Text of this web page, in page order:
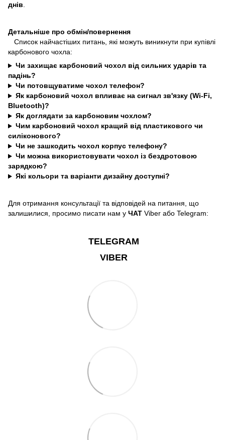
днів.
Детальніше про обмін/повернення
Список найчастіших питань, які можуть виникнути при купівлі
карбонового чохла:
Чи захищає карбоновий чохол від сильних ударів та
падінь?
Чи потовщуватиме чохол телефон?
Як карбоновий чохол впливає на сигнал зв'язку (Wi-Fi,
Bluetooth)?
Як доглядати за карбоновим чохлом?
Чим карбоновий чохол кращий від пластикового чи
силіконового?
Чи не зашкодить чохол корпус телефону?
Чи можна використовувати чохол із бездротовою
зарядкою?
Які кольори та варіанти дизайну доступні?
Для отримання консультації та відповідей на питання, що
залишилися, просимо писати нам у ЧАТ Viber або Telegram:
TELEGRAM
VIBER